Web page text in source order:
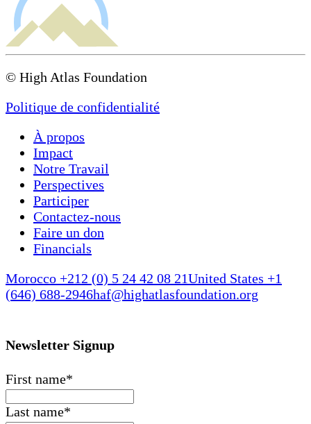
© High Atlas Foundation
Politique de confidentialité
À propos
Impact
Notre Travail
Perspectives
Participer
Contactez-nous
Faire un don
Financials
Morocco +212 (0) 5 24 42 08 21United States +1
(646) 688-2946haf@highatlasfoundation.org
Newsletter Signup
First name*
Last name*